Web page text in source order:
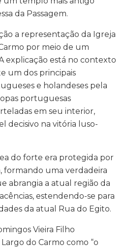
da Passagem.
a representação da Igreja
por meio de um
explicação está no contexto
um dos principais
e holandeses pela
portuguesas
em seu interior,
decisivo na vitória luso-
do forte era protegida por
formando uma verdadeira
abrangia a atual região da
estendendo-se para
da atual Rua do Egito.
Vieira Filho
do Carmo como “o